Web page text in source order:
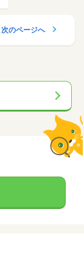
次のページへ